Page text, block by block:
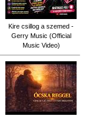
Kire csillog a szemed -
Gerry Music (Official
Music Video)